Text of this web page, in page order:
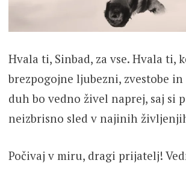
Hvala ti, Sinbad, za vse. Hvala ti,
brezpogojne ljubezni, zvestobe
duh bo vedno živel naprej, saj si
neizbrisno sled v najinih
Počivaj v miru, dragi prijatelj!